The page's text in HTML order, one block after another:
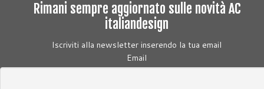
Rimani sempre aggiornato sulle novità AC
italiandesign
Iscriviti alla newsletter inserendo la tua email
Email